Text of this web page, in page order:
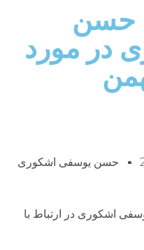
حسن
در مورد
حسن یوسفی اشکوری
اشکوری در ارتباط با